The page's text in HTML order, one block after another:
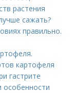
растения
сажать?
правильно.
картофеля
гастрите
особенности